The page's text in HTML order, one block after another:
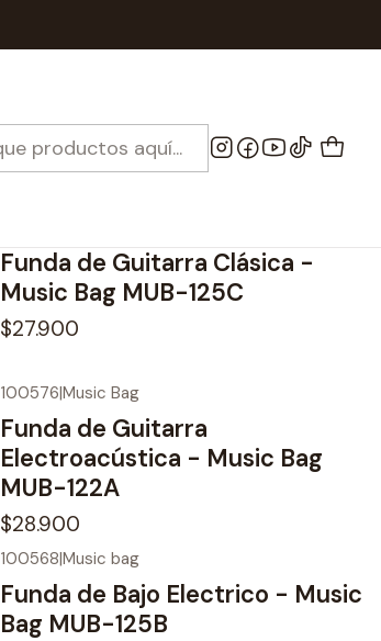
Funda de Guitarra Clásica -
Music Bag MUB-125C
$27.900
100576|Music Bag
Funda de Guitarra
Electroacústica - Music Bag
MUB-122A
$28.900
100568|Music bag
Funda de Bajo Electrico - Music
Bag MUB-125B